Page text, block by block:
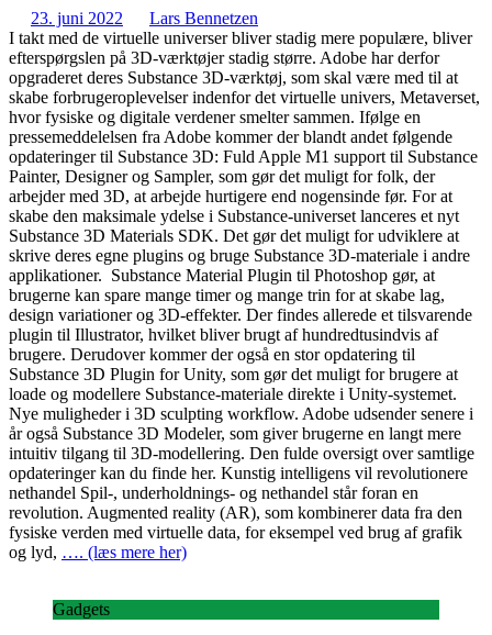
23. juni 2022
Lars Bennetzen
I takt med de virtuelle universer bliver stadig mere populære, bliver
efterspørgslen på 3D-værktøjer stadig større. Adobe har derfor
opgraderet deres Substance 3D-værktøj, som skal være med til at
skabe forbrugeroplevelser indenfor det virtuelle univers, Metaverset,
hvor fysiske og digitale verdener smelter sammen. Ifølge en
pressemeddelelsen fra Adobe kommer der blandt andet følgende
opdateringer til Substance 3D: Fuld Apple M1 support til Substance
Painter, Designer og Sampler, som gør det muligt for folk, der
arbejder med 3D, at arbejde hurtigere end nogensinde før. For at
skabe den maksimale ydelse i Substance-universet lanceres et nyt
Substance 3D Materials SDK. Det gør det muligt for udviklere at
skrive deres egne plugins og bruge Substance 3D-materiale i andre
applikationer. Substance Material Plugin til Photoshop gør, at
brugerne kan spare mange timer og mange trin for at skabe lag,
design variationer og 3D-effekter. Der findes allerede et tilsvarende
plugin til Illustrator, hvilket bliver brugt af hundredtusindvis af
brugere. Derudover kommer der også en stor opdatering til
Substance 3D Plugin for Unity, som gør det muligt for brugere at
loade og modellere Substance-materiale direkte i Unity-systemet.
Nye muligheder i 3D sculpting workflow. Adobe udsender senere i
år også Substance 3D Modeler, som giver brugerne en langt mere
intuitiv tilgang til 3D-modellering. Den fulde oversigt over samtlige
opdateringer kan du finde her. Kunstig intelligens vil revolutionere
nethandel Spil-, underholdnings- og nethandel står foran en
revolution. Augmented reality (AR), som kombinerer data fra den
fysiske verden med virtuelle data, for eksempel ved brug af grafik
og lyd, …. (læs mere her)
Gadgets